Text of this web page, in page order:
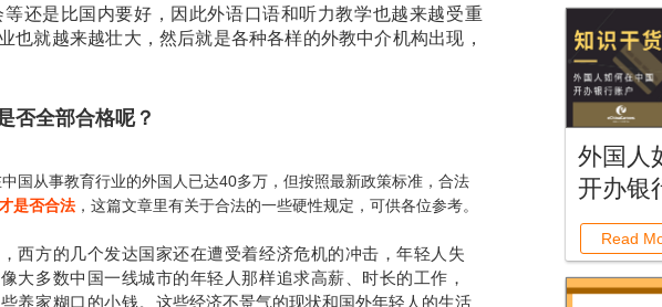
还是比国内要好，因此外语口语和听力教学也越来越受重
也就越来越壮大，然后就是各种各样的外教中介机构出现，
否全部合格呢？
国从事教育行业的外国人已达40多万，但按照最新政策标准，合法
是否合法 ，这篇文章里有关于合法的一些硬性规定，可供各位参考。
西方的几个发达国家还在遭受着经济危机的冲击，年轻人失
大多数中国一线城市的年轻人那样追求高薪、时长的工作，
养家糊口的小钱。 这些经济不景气的现状和国外年轻人的生活
外国人
开办银
Read